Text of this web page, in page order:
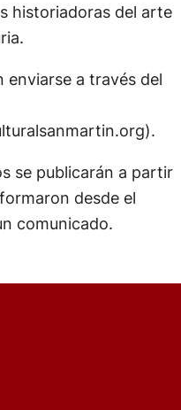
historiadoras del arte
enviarse a través del
).
se publicarán a partir
desde el
comunicado.